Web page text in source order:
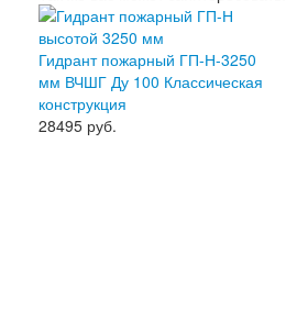
Гидрант пожарный ГП-Н-3250
мм ВЧШГ Ду 100 Классическая
конструкция
28495 руб.